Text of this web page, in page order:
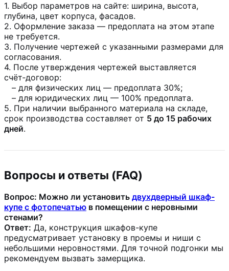
1. Выбор параметров на сайте: ширина, высота,
глубина, цвет корпуса, фасадов.
2. Оформление заказа — предоплата на этом этапе
не требуется.
3. Получение чертежей с указанными размерами для
согласования.
4. После утверждения чертежей выставляется
счёт‑договор:
– для физических лиц — предоплата 30%;
– для юридических лиц — 100% предоплата.
5. При наличии выбранного материала на складе,
срок производства составляет от 5 до 15 рабочих
дней.
Вопросы и ответы (FAQ)
Вопрос: Можно ли установить двухдверный шкаф-
купе с фотопечатью в помещении с неровными
стенами?
Ответ: Да, конструкция шкафов-купе
предусматривает установку в проемы и ниши с
небольшими неровностями. Для точной подгонки мы
рекомендуем вызвать замерщика.